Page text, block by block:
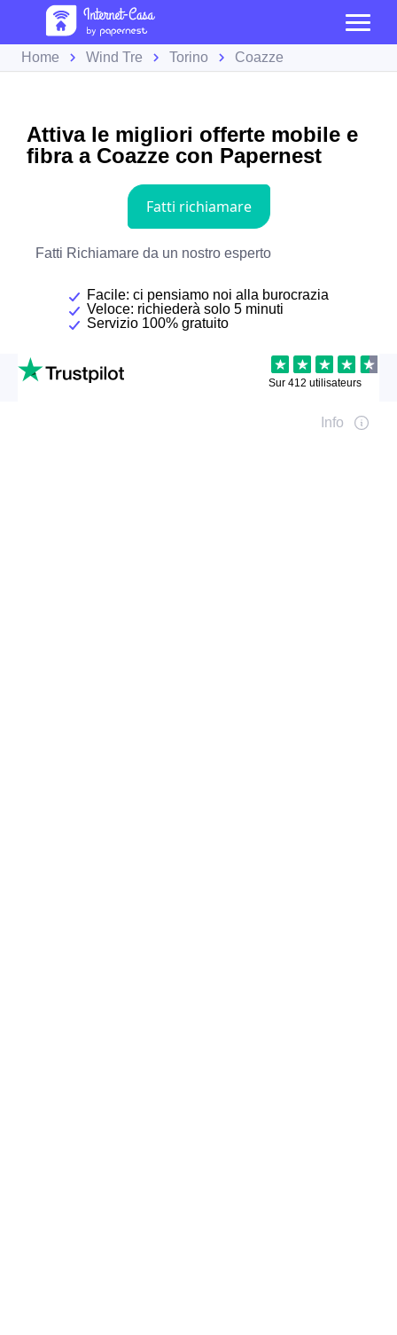
Home Wind Tre Torino Coazze